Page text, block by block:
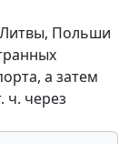
Польши
а затем
ч. через